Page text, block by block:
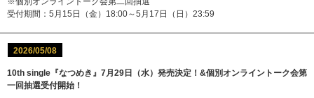
受付期間：5月15日（金）18:00～5月17日（日）23:59
2026/05/08
10th single『なつめき』7月29日（水）発売決定！&個別オンライントーク会第
一回抽選受付開始！